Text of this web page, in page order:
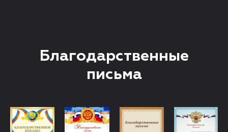
Благодарственные
письма